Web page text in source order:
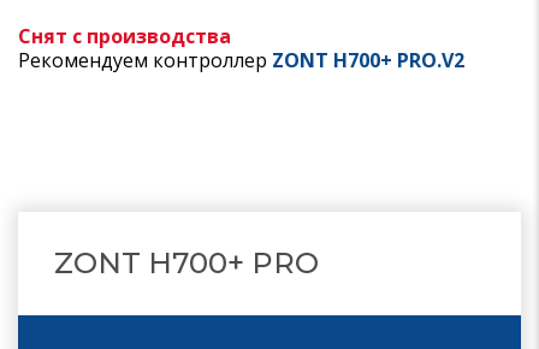
Снят с производства
Рекомендуем контроллер ZONT H700+ PRO.V2
ZONT H700+ PRO